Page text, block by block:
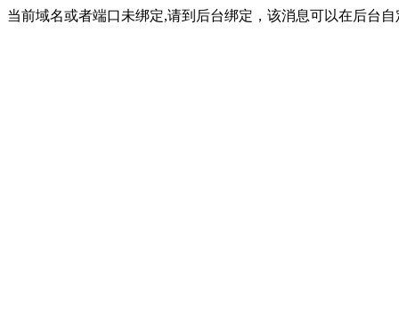
当前域名或者端口未绑定,请到后台绑定，该消息可以在后台自